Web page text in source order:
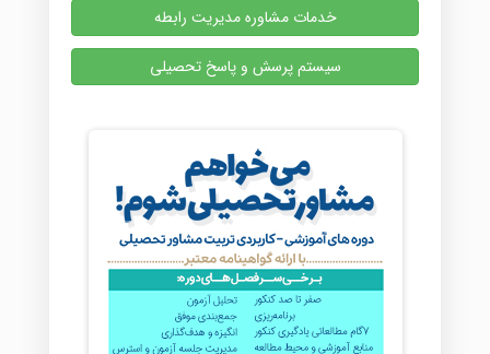
خدمات مشاوره مدیریت رابطه
سیستم پرسش و پاسخ تحصیلی